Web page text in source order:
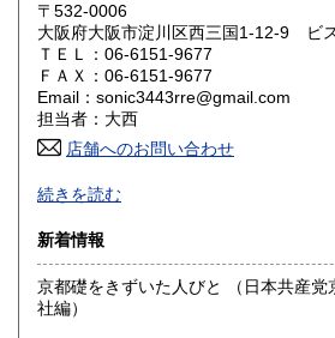
滋賀県 185円 京都
大阪府 185円
奈良県 185円
鳥取県
岡山県
山口県
〒532-0006
大阪府大阪市淀川区西三国1-12-9 ビ
ＴＥＬ：06-6151-9677
ＦＡＸ：06-6151-9677
Email：sonic3443rre@gmail.com
担当者：大西
店舗へのお問い合わせ
最寄駅：東三国駅
営業時間：-
定休日：-
続きを読む
新着情報
京都礎をきずいた人びと （日本共産党京都府委員会,京都民報
社編）